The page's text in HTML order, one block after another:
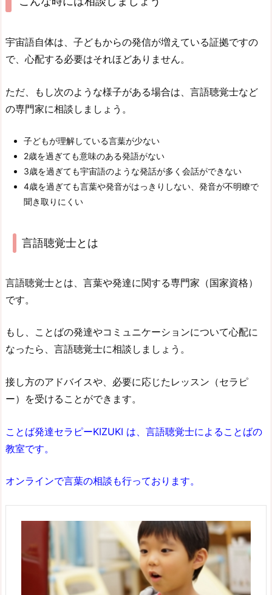
宇宙語自体は、子どもからの発信が増えている証拠ですの
で、心配する必要はそれほどありません。
ただ、もし次のような様子がある場合は、言語聴覚士など
の専門家に相談しましょう。
子どもが理解している言葉が少ない
2歳を過ぎても意味のある発語がない
3歳を過ぎても宇宙語のような発話が多く会話ができない
4歳を過ぎても言葉や発音がはっきりしない、発音が不明瞭で
聞き取りにくい
言語聴覚士とは
言語聴覚士とは、言葉や発達に関する専門家（国家資格）
です。
もし、ことばの発達やコミュニケーションについて心配に
なったら、言語聴覚士に相談しましょう。
接し方のアドバイスや、必要に応じたレッスン（セラピ
ー）を受けることができます。
ことば発達セラピーKIZUKI は、言語聴覚士によることばの
教室です。
オンラインで言葉の相談も行っております。